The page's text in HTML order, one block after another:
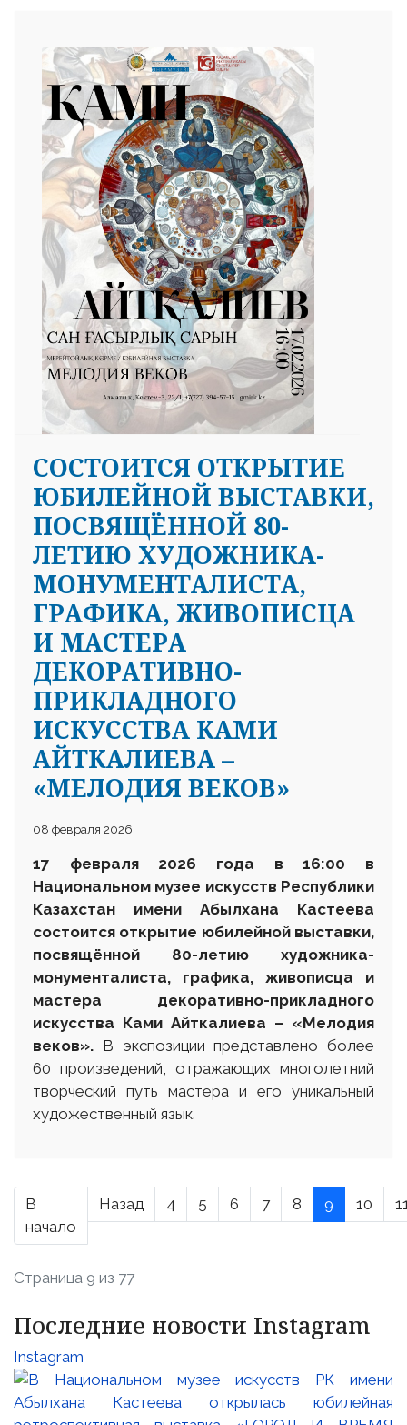
СОСТОИТСЯ ОТКРЫТИЕ
ЮБИЛЕЙНОЙ ВЫСТАВКИ,
ПОСВЯЩЁННОЙ 80-
ЛЕТИЮ ХУДОЖНИКА-
МОНУМЕНТАЛИСТА,
ГРАФИКА, ЖИВОПИСЦА
И МАСТЕРА
ДЕКОРАТИВНО-
ПРИКЛАДНОГО
ИСКУССТВА КАМИ
АЙТКАЛИЕВА –
«МЕЛОДИЯ ВЕКОВ»
08 февраля 2026
17 февраля 2026 года в 16:00 в
Национальном музее искусств Республики
Казахстан имени Абылхана Кастеева
состоится открытие юбилейной выставки,
посвящённой 80-летию художника-
монументалиста, графика, живописца и
мастера декоративно-прикладного
искусства Ками Айткалиева – «Мелодия
веков». В экспозиции представлено более
60 произведений, отражающих многолетний
творческий путь мастера и его уникальный
художественный язык.
В
начало
Назад 4 5 6 7 8 9 10
Страница 9 из 77
Последние новости Instagram
Instagram